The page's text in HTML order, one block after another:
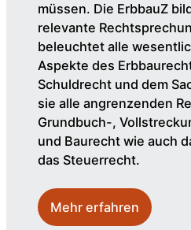
müssen. Die ErbbauZ
relevante
beleuchtet alle
Aspekte des
Schuldrecht und dem
sie alle angrenzenden
Grundbuch-,
und Baurecht wie auch
das Steuerrecht.
Mehr erfahren